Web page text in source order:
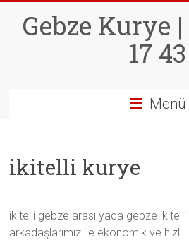
contentGebze Kurye
17 43
Menü
ikitelli kurye
ikitelli gebze arası yada gebze ikitelli
arkadaşlarımız ile ekonomik ve hızlı.